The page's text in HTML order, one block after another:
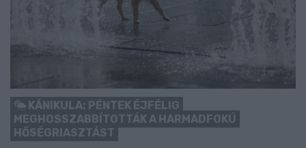
KÁNIKULA: PÉNTEK ÉJFÉLIG
MEGHOSSZABBÍTOTTÁK A HARMADFOKÚ
HŐSÉGRIASZTÁST